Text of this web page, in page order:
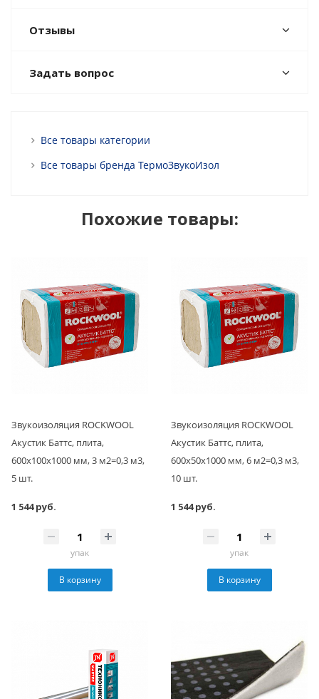
Отзывы
Задать вопрос
Все товары категории
Все товары бренда ТермоЗвукоИзол
Похожие товары:
Звукоизоляция ROCKWOOL
Акустик Баттс, плита,
600х100х1000 мм, 3 м2=0,3 м3,
5 шт.
1 544 руб.
упак
В корзину
Звукоизоляция ROCKWOOL
Акустик Баттс, плита,
600х50х1000 мм, 6 м2=0,3 м3,
10 шт.
1 544 руб.
упак
В корзину